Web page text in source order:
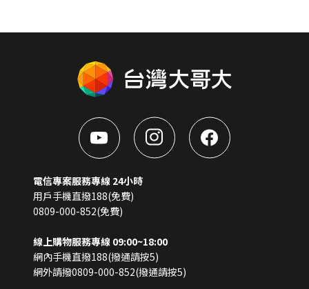
電信專案服務專線 24小時
用戶手機直撥188(免費)
0809-000-852(免費)
線上購物服務專線 09:00~18:00
網內手機直撥188(撥通請按5)
網外請撥0809-000-852(撥通請按5)